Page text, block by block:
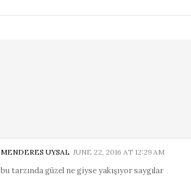
MENDERES UYSAL JUNE 22, 2016 AT 12:29 AM
bu tarzında güzel ne giyse yakışıyor saygılar